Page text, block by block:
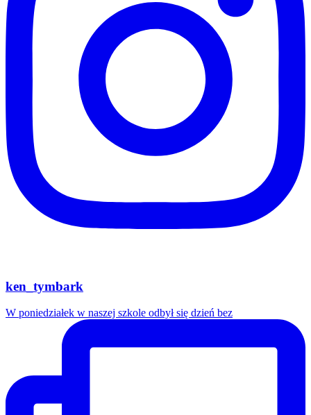
ken_tymbark
W poniedziałek w naszej szkole odbył się dzień bez